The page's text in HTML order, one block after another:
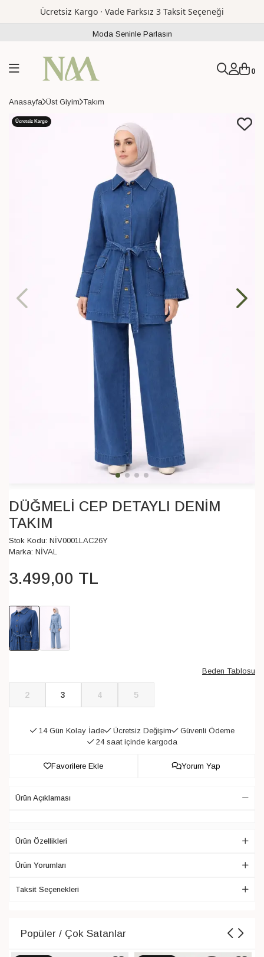
Ücretsiz Kargo · Vade Farksız 3 Taksit Seçeneği
Moda Seninle Parlasın
0
Anasayfa Üst Giyim Takım
Ücretsiz Kargo
DÜĞMELİ CEP DETAYLI DENİM
TAKIM
Stok Kodu: NİV0001LAC26Y
Marka: NİVAL
3.499,00 TL
Beden Tablosu
2 3 4 5
14 Gün Kolay İade Ücretsiz Değişim
Güvenli Ödeme
24 saat içinde kargoda
Favorilere Ekle Yorum Yap
Ürün Açıklaması
Ürün Özellikleri
Ürün Yorumları
Taksit Seçenekleri
Popüler / Çok Satanlar